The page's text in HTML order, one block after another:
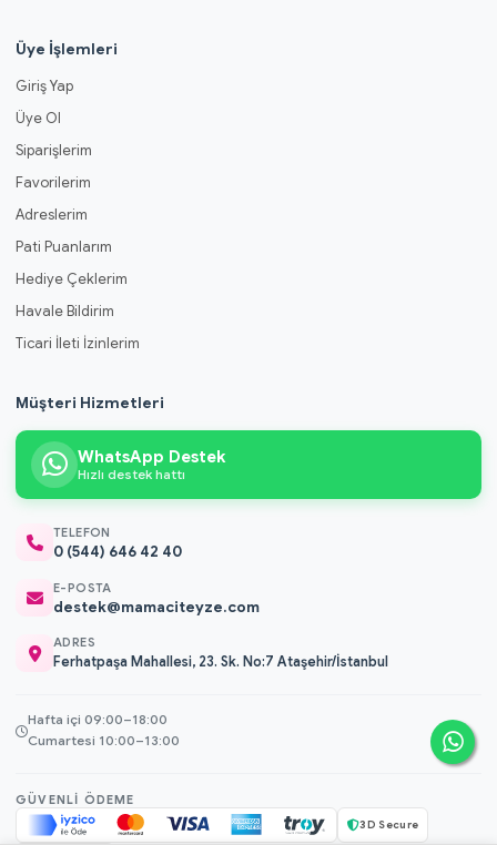
Üye İşlemleri
Giriş Yap
Üye Ol
Siparişlerim
Favorilerim
Adreslerim
Pati Puanlarım
Hediye Çeklerim
Havale Bildirim
Ticari İleti İzinlerim
Müşteri Hizmetleri
WhatsApp Destek
Hızlı destek hattı
TELEFON
0 (544) 646 42 40
E-POSTA
destek@mamaciteyze.com
ADRES
Ferhatpaşa Mahallesi, 23. Sk. No:7 Ataşehir/İstanbul
Hafta içi 09:00–18:00
Cumartesi 10:00–13:00
GÜVENLI ÖDEME
3D Secure